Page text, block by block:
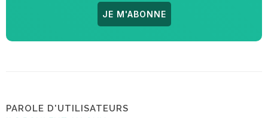
JE M'ABONNE
PAROLE D'UTILISATEURS